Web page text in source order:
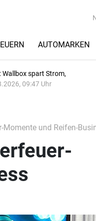
AUTOMARKEN
Wallbox spart Strom,
09:47 Uhr
und Reifen-